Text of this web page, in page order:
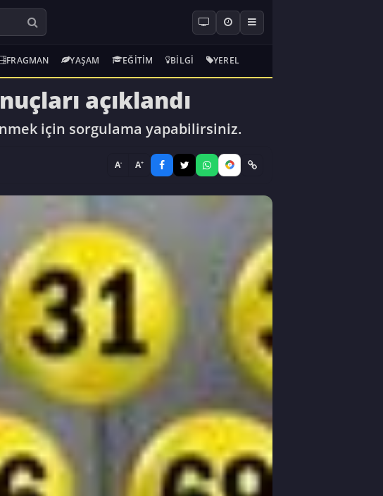
FRAGMAN YAŞAM EĞITIM BILGI YEREL
açıklandı
için sorgulama yapabilirsiniz.
A- A+